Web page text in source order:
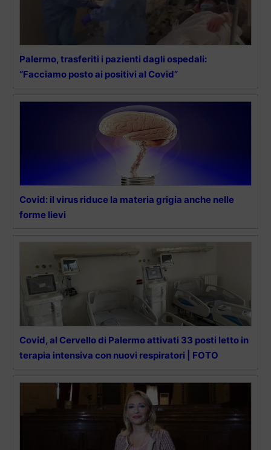
Palermo, trasferiti i pazienti dagli ospedali:
“Facciamo posto ai positivi al Covid”
Covid: il virus riduce la materia grigia anche nelle
forme lievi
Covid, al Cervello di Palermo attivati 33 posti letto in
terapia intensiva con nuovi respiratori | FOTO